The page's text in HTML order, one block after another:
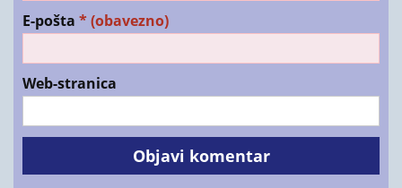
E-pošta * (obavezno)
Web-stranica